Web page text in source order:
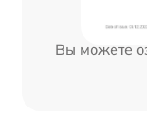
Вы можете